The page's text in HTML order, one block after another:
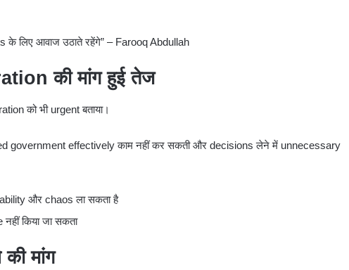
के लिए आवाज उठाते रहेंगे” – Farooq Abdullah
की मांग हुई तेज
को भी urgent बताया।
government effectively काम नहीं कर सकती और decisions लेने में unnecessary
और chaos ला सकता है
नहीं किया जा सकता
मांग